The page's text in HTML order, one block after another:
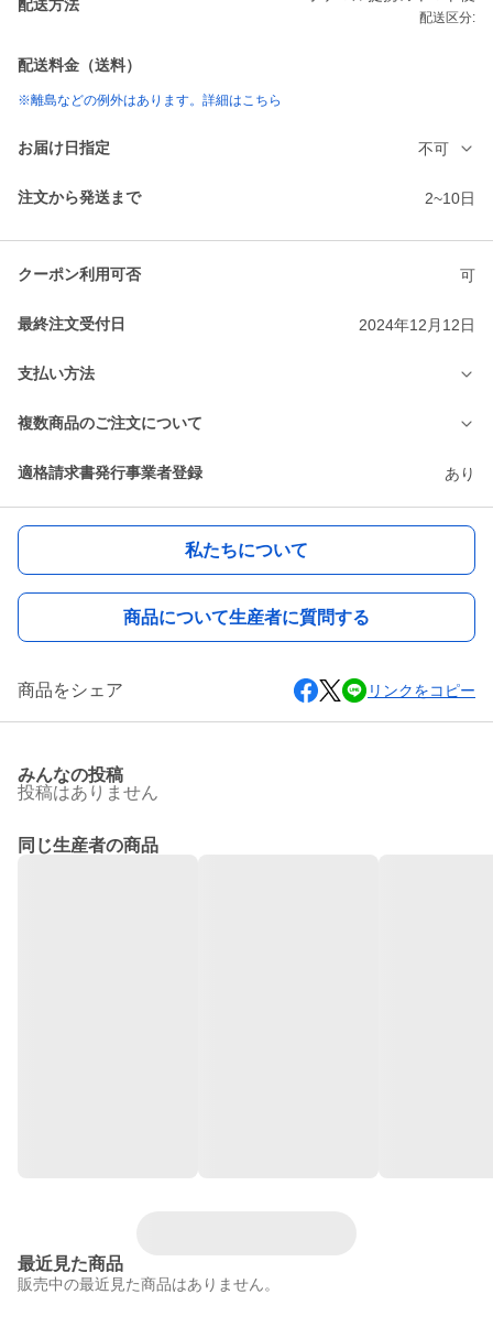
配送方法
配送区分:
配送料金（送料）
※離島などの例外はあります。詳細はこちら
お届け日指定 不可
注文から発送まで 2~10日
クーポン利用可否 可
最終注文受付日 2024年12月12日
支払い方法
複数商品のご注文について
適格請求書発行事業者登録 あり
私たちについて
商品について生産者に質問する
商品をシェア リンクをコピー
みんなの投稿
投稿はありません
同じ生産者の商品
最近見た商品
販売中の最近見た商品はありません。